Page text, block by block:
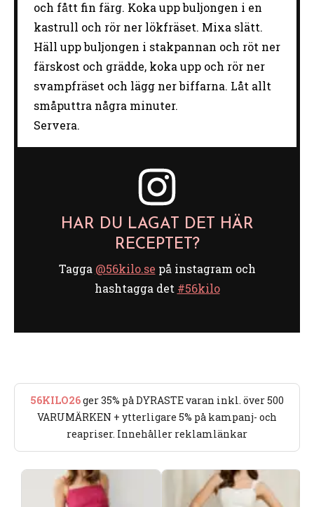
och fått fin färg. Koka upp buljongen i en
kastrull och rör ner lökfräset. Mixa slätt.
Häll upp buljongen i stakpannan och röt ner
färskost och grädde, koka upp och rör ner
svampfräset och lägg ner biffarna. Låt allt
småputtra några minuter.
Servera.
HAR DU LAGAT DET HÄR
RECEPTET?
Tagga @56kilo.se på instagram och
hashtagga det #56kilo
56KILO26ger 35% på DYRASTE varan inkl. över 500
VARUMÄRKEN + ytterligare 5% på kampanj- och
reapriser. Innehåller reklamlänkar